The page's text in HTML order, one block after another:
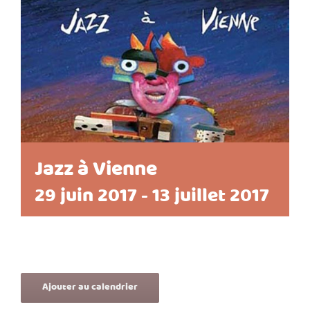
Jazz à Vienne
29 juin 2017-13 juillet 2017
Ajouter au calendrier